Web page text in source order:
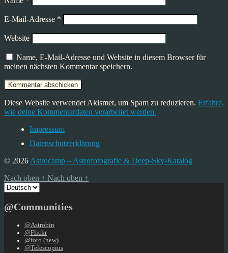
E-Mail-Adresse *
Website
Name, E-Mail-Adresse und Website in diesem Browser für
meinen nächsten Kommentar speichern.
Diese Website verwendet Akismet, um Spam zu reduzieren. Erfahre,
wie deine Kommentardaten verarbeitet werden.
Impressum
Datenschutzerklärung
© 2026 Astrocamp – Astrofotografie & Deep-Sky-Katalog
Nach oben ↑ Nach oben ↑
Sprache
auswählen
@Communities
@Astrobin
@Flickr
@foto (new)
@Telescopius